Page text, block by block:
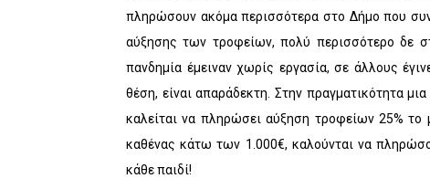
πληρώσουν ακόμα περισσότερα στο Δήμο που
αύξησης των τροφείων, πολύ περισσότερο δε
πανδημία έμειναν χωρίς εργασία, σε άλλους
θέση, είναι απαράδεκτη. Στην πραγματικότητα
καλείται να πληρώσει αύξηση τροφείων 25% το
καθένας κάτω των 1.000€, καλούνται να
κάθε παιδί!